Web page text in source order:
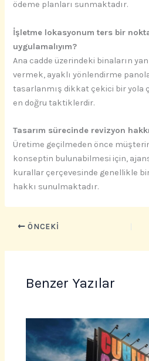
ödeme planları sunmaktadır.
İşletme lokasyonum ters bir
uygulamalıyım?
Ana cadde üzerindeki binaların
vermek, ayaklı yönlendirme
tasarlanmış dikkat çekici bir yola
en doğru taktiklerdir.
Tasarım sürecinde revizyon
Üretime geçilmeden önce
konseptin bulunabilmesi için,
kurallar çerçevesinde genellikle
hakkı sunulmaktadır.
ÖNCEKI
Benzer Yazılar